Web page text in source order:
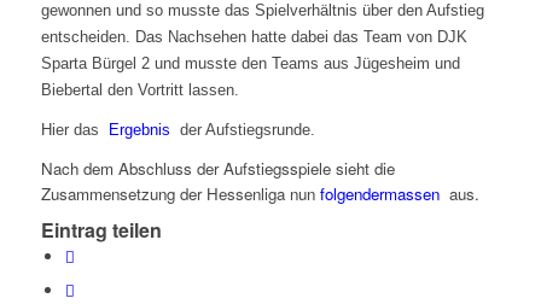
gewonnen und so musste das Spielverhältnis über den Aufstieg
entscheiden. Das Nachsehen hatte dabei das Team von DJK
Sparta Bürgel 2 und musste den Teams aus Jügesheim und
Biebertal den Vortritt lassen.
Hier das Ergebnis der Aufstiegsrunde.
Nach dem Abschluss der Aufstiegsspiele sieht die
Zusammensetzung der Hessenliga nun folgendermassen aus.
Eintrag teilen